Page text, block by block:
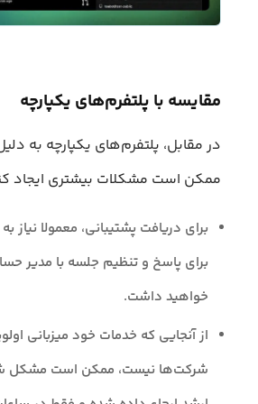
مقایسه با پلتفرم‌های یکپارچه
در مقابل، پلتفرم‌های یکپارچه به
ممکن است مشکلات بیشتری ایجاد
برای دریافت پشتیبانی، معمولا نیاز
برای پاسخ و تنظیم جلسه با مدیر
خواهید داشت.
از آنجایی که خدمات خود میزبانی
شرکت‌ها نیست، ممکن است مشکل